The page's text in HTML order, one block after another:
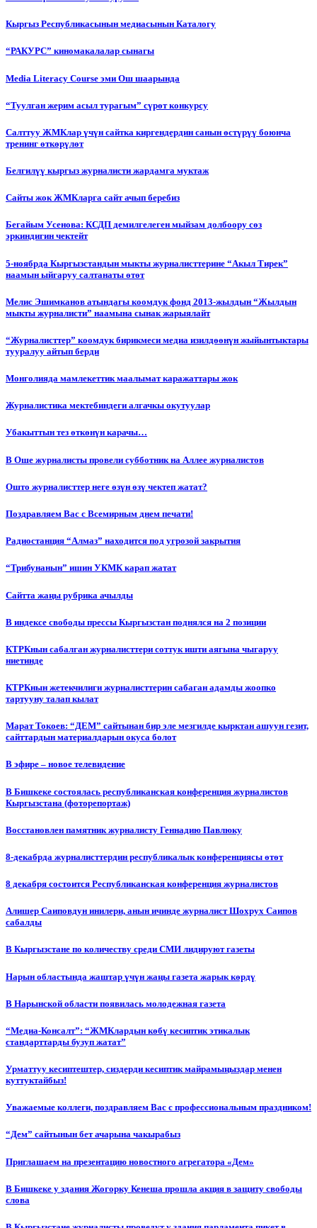
Кыргыз Республикасынын медиасынын Каталогу
“РАКУРС” киномакалалар сынагы
Media Literacy Сourse эми Ош шаарында
“Туулган жерим асыл турагым” сүрөт конкурсу
Салттуу ЖМКлар үчүн сайтка киргендердин санын өстүрүү боюнча
тренинг өткөрүлөт
Белгилүү кыргыз журналисти жардамга муктаж
Сайты жок ЖМКларга сайт ачып беребиз
Бегайым Усенова: КСДП демилгелеген мыйзам долбоору сөз
эркиндигин чектейт
5-ноябрда Кыргызстандын мыкты журналисттерине “Акыл Тирек”
наамын ыйгаруу салтанаты өтөт
Мелис Эшимканов атындагы коомдук фонд 2013-жылдын “Жылдын
мыкты журналисти” наамына сынак жарыялайт
“Журналисттер” коомдук бирикмеси медиа изилдөөнүн жыйынтыктары
тууралуу айтып берди
Монголияда мамлекеттик маалымат каражаттары жок
Журналистика мектебиндеги алгачкы окутуулар
Убакыттын тез өткөнүн карачы…
В Оше журналисты провели субботник на Аллее журналистов
Ошто журналисттер неге өзүн өзү чектеп жатат?
Поздравляем Вас с Всемирным днем печати!
Радиостанция “Алмаз” находится под угрозой закрытия
“Трибунанын” ишин УКМК карап жатат
Сайтта жаңы рубрика ачылды
В индексе свободы прессы Кыргызстан поднялся на 2 позиции
КТРКнын сабалган журналисттери соттук ишти аягына чыгаруу
ниетинде
КТРКнын жетекчилиги журналисттерин сабаган адамды жоопко
тартууну талап кылат
Марат Токоев: “ДЕМ” сайтынан бир эле мезгилде кырктан ашуун гезит,
сайттардын материалдарын окуса болот
В эфире – новое телевидение
В Бишкеке состоялась республиканская конференция журналистов
Кыргызстана (фоторепортаж)
Восстановлен памятник журналисту Геннадию Павлюку
8-декабрда журналисттердин республикалык конференциясы өтөт
8 декабря состоится Республиканская конференция журналистов
Алишер Саиповдун инилери, анын ичинде журналист Шохрух Саипов
сабалды
В Кыргызстане по количеству среди СМИ лидируют газеты
Нарын областында жаштар үчүн жаңы газета жарык көрдү
В Нарынской области появилась молодежная газета
“Медиа-Консалт”: “ЖМКлардын көбү кесиптик этикалык
стандарттарды бузуп жатат”
Урматтуу кесиптештер, сиздерди кесиптик майрамыңыздар менен
куттуктайбыз!
Уважаемые коллеги, поздравляем Вас с профессиональным праздником!
“Дем” сайтынын бет ачарына чакырабыз
Приглашаем на презентацию новостного агрегатора «Дем»
В Бишкеке у здания Жогорку Кенеша прошла акция в защиту свободы
слова